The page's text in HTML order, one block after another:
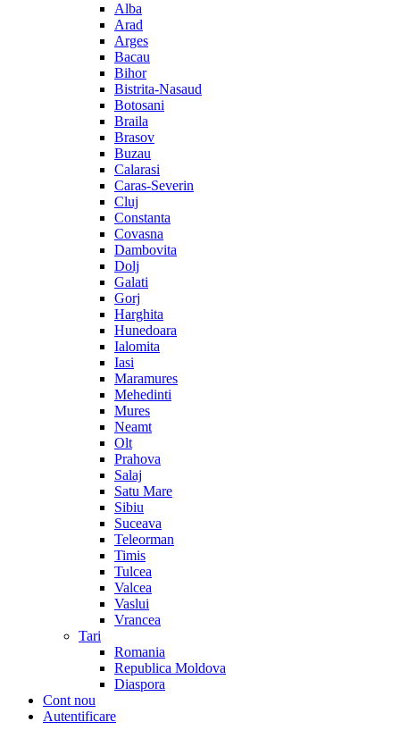
Alba
Arad
Arges
Bacau
Bihor
Bistrita-Nasaud
Botosani
Braila
Brasov
Buzau
Calarasi
Caras-Severin
Cluj
Constanta
Covasna
Dambovita
Dolj
Galati
Gorj
Harghita
Hunedoara
Ialomita
Iasi
Maramures
Mehedinti
Mures
Neamt
Olt
Prahova
Salaj
Satu Mare
Sibiu
Suceava
Teleorman
Timis
Tulcea
Valcea
Vaslui
Vrancea
Tari
Romania
Republica Moldova
Diaspora
Cont nou
Autentificare